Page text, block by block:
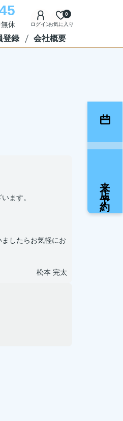
休 ログインお気に入り
0
登録 会社概要
ます。
したらお気軽にお
松本 完太
来店予約